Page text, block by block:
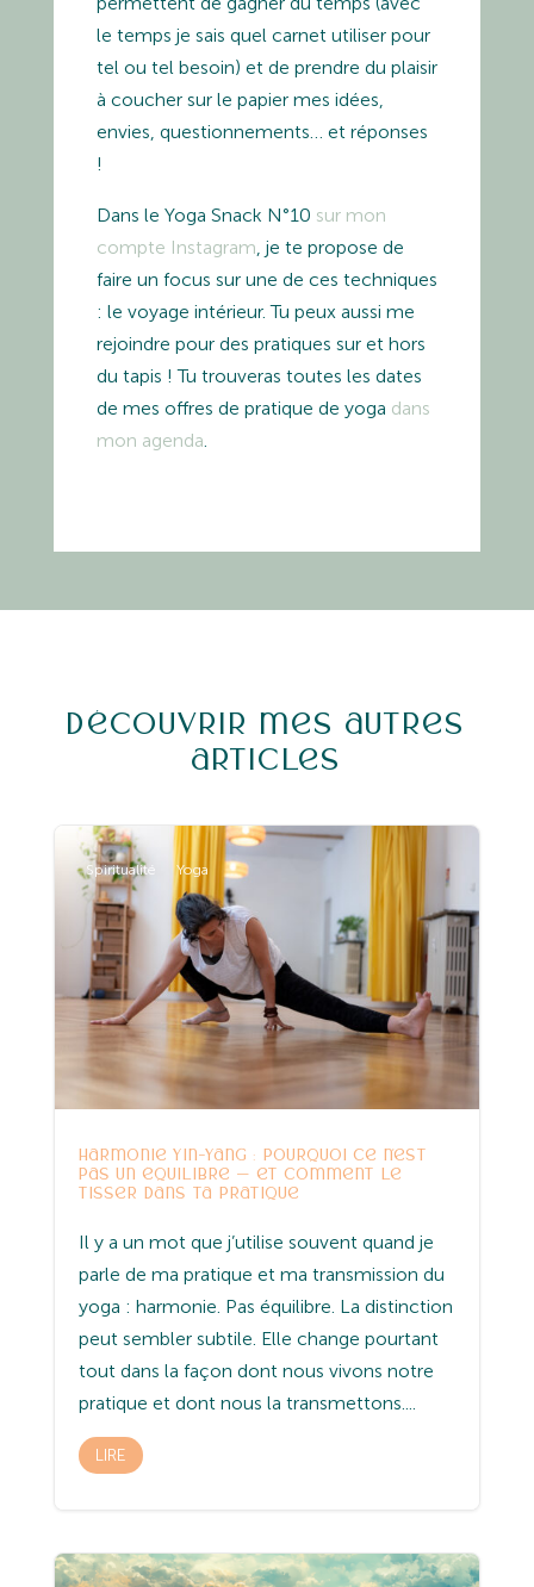
le temps je sais quel carnet utiliser pour
tel ou tel besoin) et de prendre du plaisir
à coucher sur le papier mes idées,
envies, questionnements… et réponses
!
Dans le Yoga Snack N°10 sur mon
compte Instagram, je te propose de
faire un focus sur une de ces techniques
: le voyage intérieur. Tu peux aussi me
rejoindre pour des pratiques sur et hors
du tapis ! Tu trouveras toutes les dates
de mes offres de pratique de yoga dans
mon agenda.
Découvrir mes autres
articles
Spiritualité Yoga
Harmonie Yin-Yang : pourquoi ce n’est
pas un équilibre — et comment le
tisser dans ta pratique
Il y a un mot que j’utilise souvent quand je
parle de ma pratique et ma transmission du
yoga : harmonie. Pas équilibre. La distinction
peut sembler subtile. Elle change pourtant
tout dans la façon dont nous vivons notre
pratique et dont nous la transmettons....
LIRE